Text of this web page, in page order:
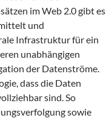
im Web 2.0 gibt es
und
Infrastruktur für ein
unabhängigen
der Datenströme.
dass die Daten
sind. So
sowie